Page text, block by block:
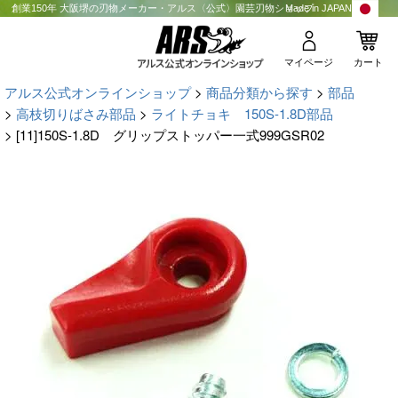
創業150年 大阪堺の刃物メーカー・アルス〈公式〉園芸刃物ショップMade in JAPAN
マイページ カート
アルス公式オンラインショップ 商品分類から探す
部品
高枝切りばさみ部品
ライトチョキ 150S-1.8D部品
[11]150S-1.8D グリップストッパー一式999GSR02